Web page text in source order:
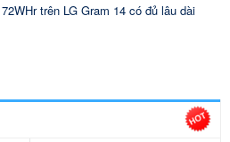
trên LG Gram 14 có đủ lâu dài